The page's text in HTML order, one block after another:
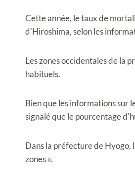
Cette année, le taux de
d'Hiroshima, selon les
Les zones occidentales de la
habituels.
Bien que les informations sur
signalé que le pourcentage
Dans la préfecture de Hyogo,
zones ».